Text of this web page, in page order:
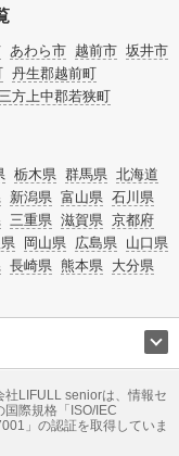
臭いの脱臭・消臭サービス
ナー様(賃貸家主様)、行政
あわら市 越前市 坂井市
丹生郡越前町
方上中郡若狭町
栃木県 群馬県 北海道
新潟県 富山県 石川県
三重県 滋賀県 京都府
岡山県 広島県 山口県
長崎県 熊本県 大分県
ママの就労支援
の暮らし情報
LIFULL seniorは、情報セ
際規格「ISO/IEC
」の認証を取得していま